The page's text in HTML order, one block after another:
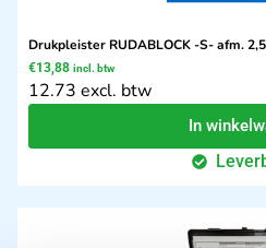
Drukpleister RUDABLOCK -S- afm.
€13,88 incl. btw
12.73 excl. btw
In